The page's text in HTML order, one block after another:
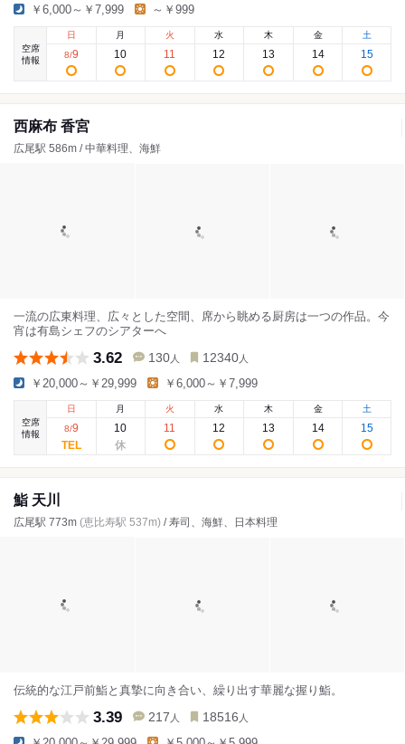
￥6,000～￥7,999 ～￥999
空席
情報
日
8/9
月
10
火
11
水
12
木
13
金
14
土
15
西麻布 香宮
広尾駅 586m / 中華料理、海鮮
一流の広東料理、広々とした空間、席から眺める厨房は一つの作品。今
宵は有島シェフのシアターへ
3.62 130 人 12340 人
￥20,000～￥29,999 ￥6,000～￥7,999
空席
情報
日
8/9
月
10
火
11
水
12
木
13
金
14
土
15
鮨 天川
広尾駅 773m (恵比寿駅 537m) / 寿司、海鮮、日本料理
伝統的な江戸前鮨と真摯に向き合い、繰り出す華麗な握り鮨。
3.39 217 人 18516 人